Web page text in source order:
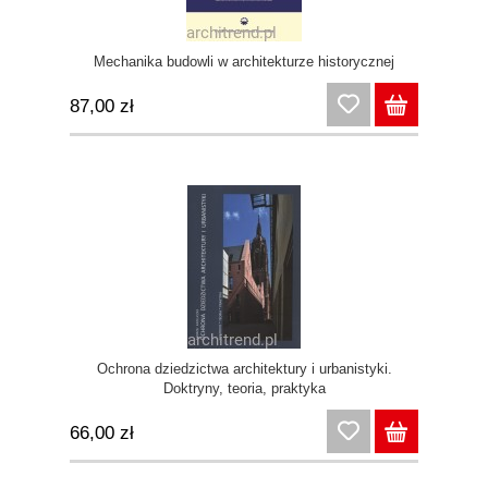
Mechanika budowli w architekturze historycznej
87,00 zł
Ochrona dziedzictwa architektury i urbanistyki.
Doktryny, teoria, praktyka
66,00 zł